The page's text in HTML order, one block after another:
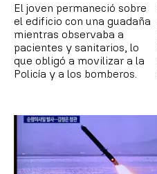
El joven permaneció sobre
el edificio con una guadaña
mientras observaba a
pacientes y sanitarios, lo
que obligó a movilizar a la
Policía y a los bomberos.